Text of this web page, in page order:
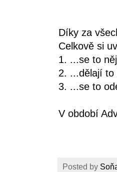
Díky za
Celkově si
1. ...se to
2. ...dělají to
3. ...se to
V období
Posted by